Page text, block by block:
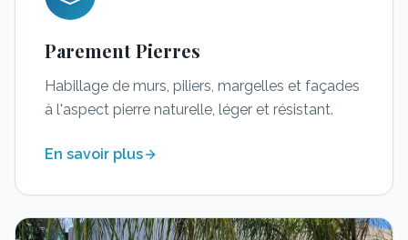
Parement Pierres
Habillage de murs, piliers, margelles et façades
à l'aspect pierre naturelle, léger et résistant.
En savoir plus